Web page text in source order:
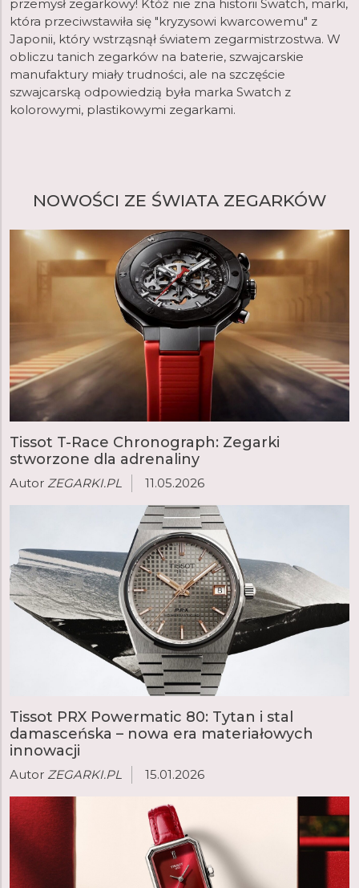
przemysł zegarkowy! Któż nie zna historii Swatch, marki,
która przeciwstawiła się "kryzysowi kwarcowemu" z
Japonii, który wstrząsnął światem zegarmistrzostwa. W
obliczu tanich zegarków na baterie, szwajcarskie
manufaktury miały trudności, ale na szczęście
szwajcarską odpowiedzią była marka Swatch z
kolorowymi, plastikowymi zegarkami.
NOWOŚCI ZE ŚWIATA ZEGARKÓW
Tissot T-Race Chronograph: Zegarki
stworzone dla adrenaliny
Autor ZEGARKI.PL 11.05.2026
Tissot PRX Powermatic 80: Tytan i stal
damasceńska – nowa era materiałowych
innowacji
Autor ZEGARKI.PL 15.01.2026